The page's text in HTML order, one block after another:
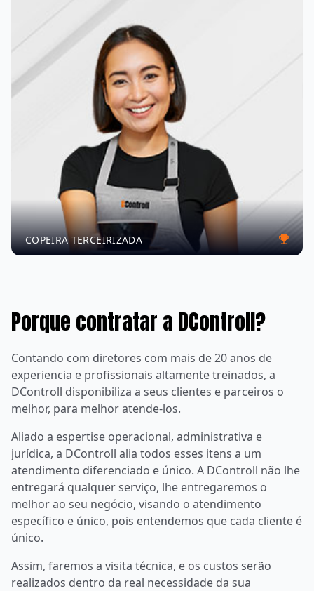
COPEIRA TERCEIRIZADA
Porque contratar a DControll?
Contando com diretores com mais de 20 anos de
experiencia e profissionais altamente treinados, a
DControll disponibiliza a seus clientes e parceiros o
melhor, para melhor atende-los.
Aliado a espertise operacional, administrativa e
jurídica, a DControll alia todos esses itens a um
atendimento diferenciado e único. A DControll não lhe
entregará qualquer serviço, lhe entregaremos o
melhor ao seu negócio, visando o atendimento
específico e único, pois entendemos que cada cliente é
único.
Assim, faremos a visita técnica, e os custos serão
realizados dentro da real necessidade da sua